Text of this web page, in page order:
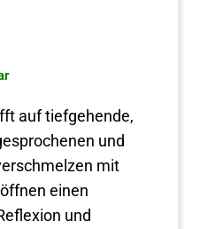
auf tiefgehende,
und
mit
einen
und